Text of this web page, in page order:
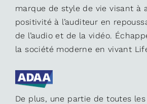
marque de style de vie visant à
positivité à l’auditeur en
de l’audio et de la vidéo.
la société moderne en vivant
De plus, une partie de toutes